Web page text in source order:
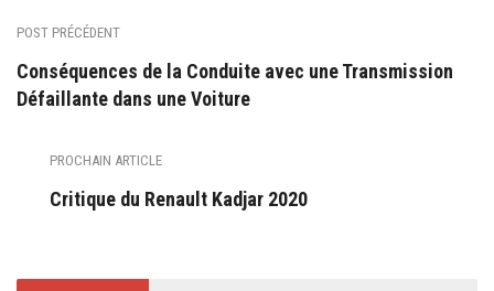
POST PRÉCÉDENT
Conséquences de la Conduite avec une Transmission
Défaillante dans une Voiture
PROCHAIN ARTICLE
Critique du Renault Kadjar 2020